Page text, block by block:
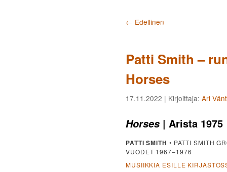
Artikkelien selaus
← Edellinen
Patti Smith –
Horses
17.11.2022 | Kirjoittaja: Ari
Horses | Arista 1975
PATTI SMITH • PATTI SMITH
VUODET 1967–1976
MUSIIKKIA ESILLE